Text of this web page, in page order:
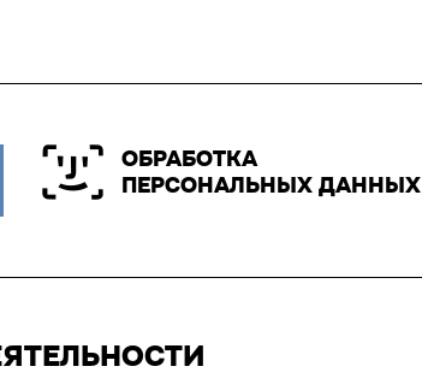
ОБРАБОТКА
ПЕРСОНАЛЬНЫХ ДАННЫХ